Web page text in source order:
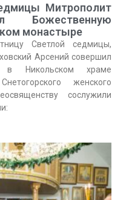
Митрополит
Божественную
монастыре
Светлой седмицы,
Арсений совершил
в Никольском храме
женского
сослужили